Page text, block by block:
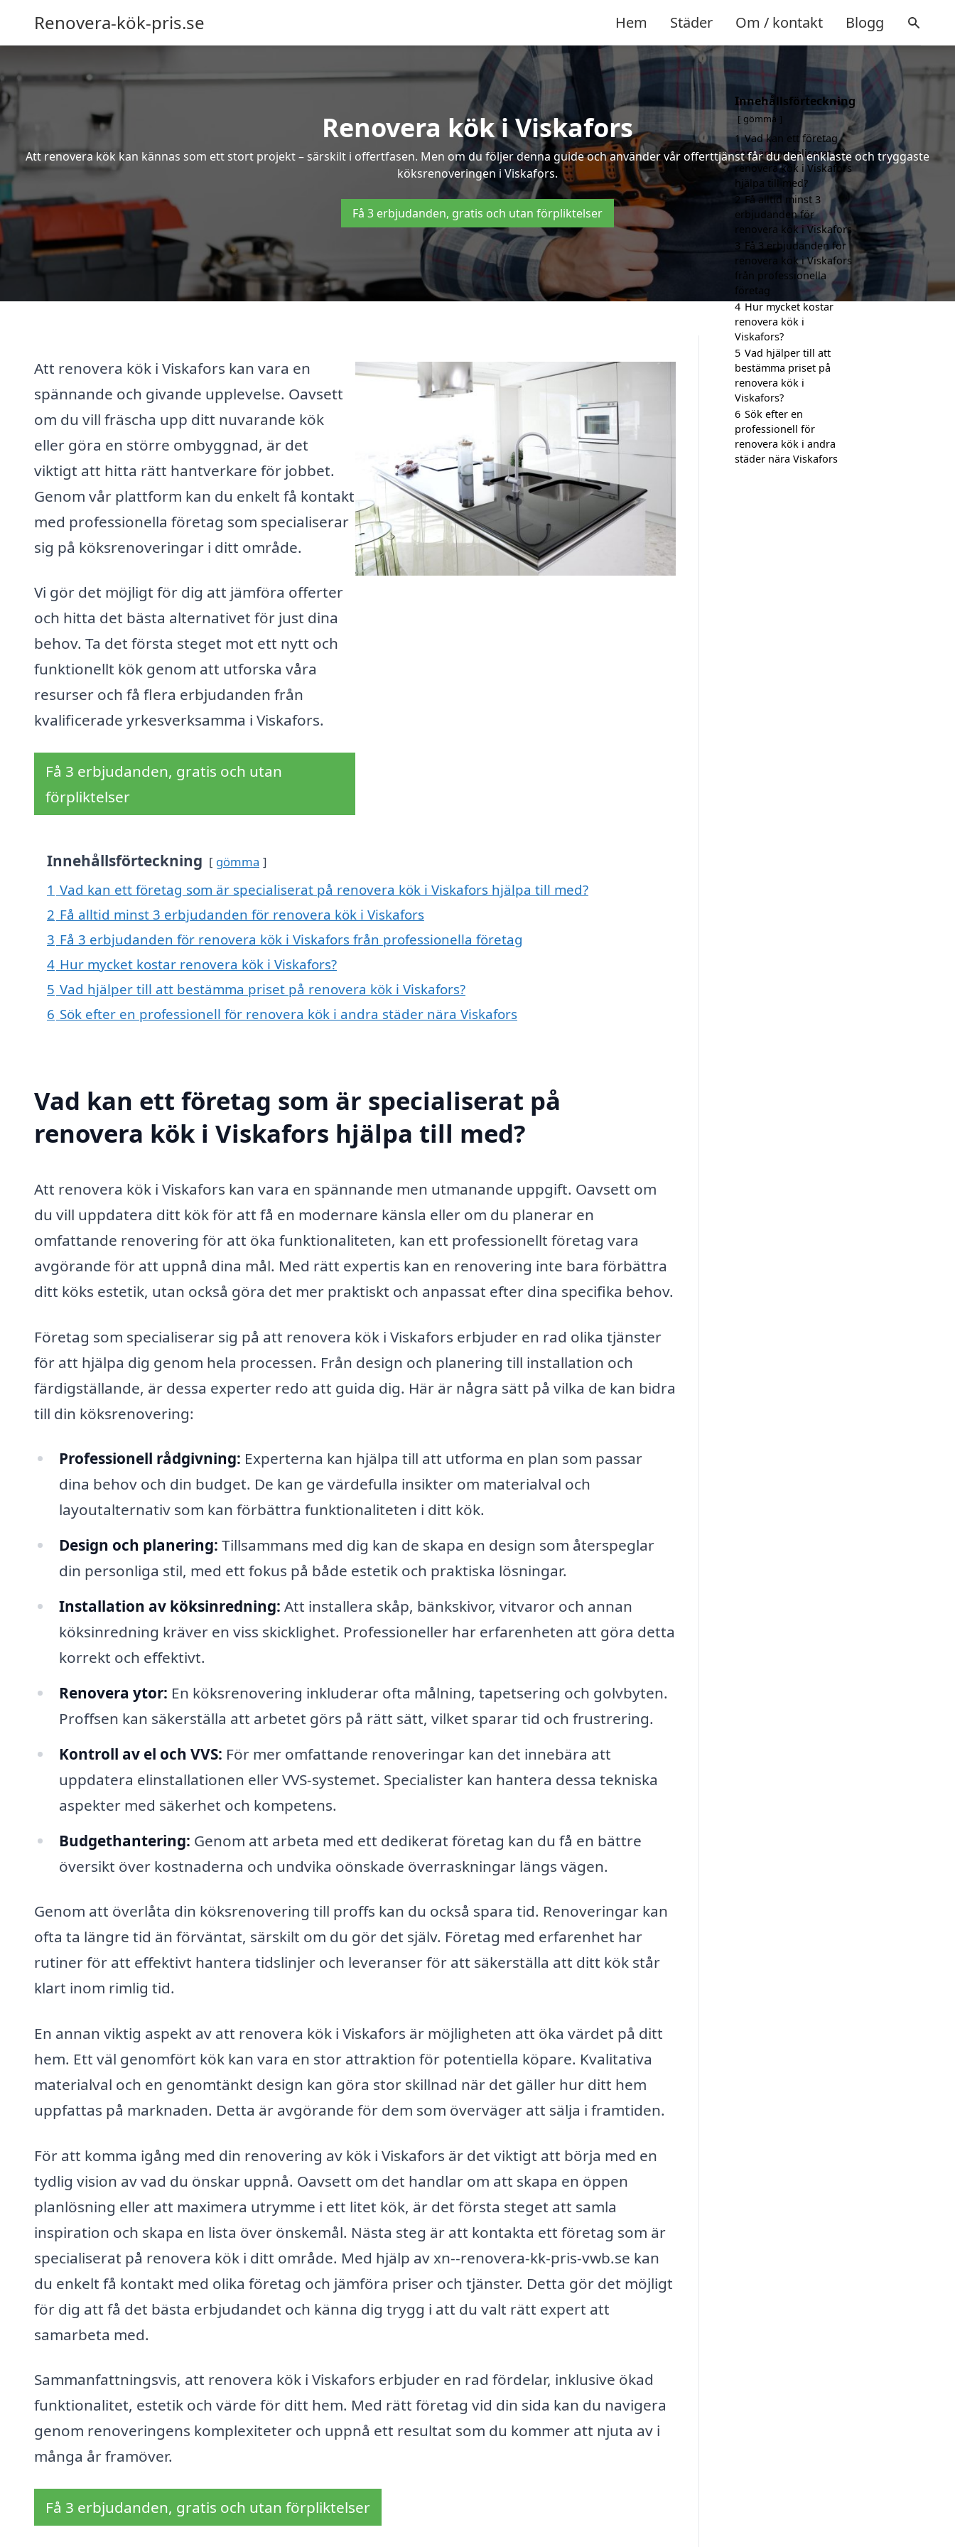
Renovera-kök-pris.se Hem Städer Om / kontakt Blogg
Renovera kök i Viskafors
Att renovera kök kan kännas som ett stort projekt – särskilt i offertfasen. Men om du följer denna guide och använder vår offerttjänst får du den enklaste och tryggaste
köksrenoveringen i Viskafors.
Få 3 erbjudanden, gratis och utan förpliktelser
Att renovera kök i Viskafors kan vara en
spännande och givande upplevelse. Oavsett
om du vill fräscha upp ditt nuvarande kök
eller göra en större ombyggnad, är det
viktigt att hitta rätt hantverkare för jobbet.
Genom vår plattform kan du enkelt få kontakt
med professionella företag som specialiserar
sig på köksrenoveringar i ditt område.
Vi gör det möjligt för dig att jämföra offerter
och hitta det bästa alternativet för just dina
behov. Ta det första steget mot ett nytt och
funktionellt kök genom att utforska våra
resurser och få flera erbjudanden från
kvalificerade yrkesverksamma i Viskafors.
Få 3 erbjudanden, gratis och utan
förpliktelser
Innehållsförteckning gömma
1 Vad kan ett företag som är specialiserat på renovera kök i Viskafors hjälpa till med?
2 Få alltid minst 3 erbjudanden för renovera kök i Viskafors
3 Få 3 erbjudanden för renovera kök i Viskafors från professionella företag
4 Hur mycket kostar renovera kök i Viskafors?
5 Vad hjälper till att bestämma priset på renovera kök i Viskafors?
6 Sök efter en professionell för renovera kök i andra städer nära Viskafors
Vad kan ett företag som är specialiserat på
renovera kök i Viskafors hjälpa till med?
Att renovera kök i Viskafors kan vara en spännande men utmanande uppgift. Oavsett om
du vill uppdatera ditt kök för att få en modernare känsla eller om du planerar en
omfattande renovering för att öka funktionaliteten, kan ett professionellt företag vara
avgörande för att uppnå dina mål. Med rätt expertis kan en renovering inte bara förbättra
ditt köks estetik, utan också göra det mer praktiskt och anpassat efter dina specifika behov.
Företag som specialiserar sig på att renovera kök i Viskafors erbjuder en rad olika tjänster
för att hjälpa dig genom hela processen. Från design och planering till installation och
färdigställande, är dessa experter redo att guida dig. Här är några sätt på vilka de kan bidra
till din köksrenovering:
Professionell rådgivning: Experterna kan hjälpa till att utforma en plan som passar
dina behov och din budget. De kan ge värdefulla insikter om materialval och
layoutalternativ som kan förbättra funktionaliteten i ditt kök.
Design och planering: Tillsammans med dig kan de skapa en design som återspeglar
din personliga stil, med ett fokus på både estetik och praktiska lösningar.
Installation av köksinredning: Att installera skåp, bänkskivor, vitvaror och annan
köksinredning kräver en viss skicklighet. Professioneller har erfarenheten att göra detta
korrekt och effektivt.
Renovera ytor: En köksrenovering inkluderar ofta målning, tapetsering och golvbyten.
Proffsen kan säkerställa att arbetet görs på rätt sätt, vilket sparar tid och frustrering.
Kontroll av el och VVS: För mer omfattande renoveringar kan det innebära att
uppdatera elinstallationen eller VVS-systemet. Specialister kan hantera dessa tekniska
aspekter med säkerhet och kompetens.
Budgethantering: Genom att arbeta med ett dedikerat företag kan du få en bättre
översikt över kostnaderna och undvika oönskade överraskningar längs vägen.
Genom att överlåta din köksrenovering till proffs kan du också spara tid. Renoveringar kan
ofta ta längre tid än förväntat, särskilt om du gör det själv. Företag med erfarenhet har
rutiner för att effektivt hantera tidslinjer och leveranser för att säkerställa att ditt kök står
klart inom rimlig tid.
En annan viktig aspekt av att renovera kök i Viskafors är möjligheten att öka värdet på ditt
hem. Ett väl genomfört kök kan vara en stor attraktion för potentiella köpare. Kvalitativa
materialval och en genomtänkt design kan göra stor skillnad när det gäller hur ditt hem
uppfattas på marknaden. Detta är avgörande för dem som överväger att sälja i framtiden.
För att komma igång med din renovering av kök i Viskafors är det viktigt att börja med en
tydlig vision av vad du önskar uppnå. Oavsett om det handlar om att skapa en öppen
planlösning eller att maximera utrymme i ett litet kök, är det första steget att samla
inspiration och skapa en lista över önskemål. Nästa steg är att kontakta ett företag som är
specialiserat på renovera kök i ditt område. Med hjälp av xn--renovera-kk-pris-vwb.se kan
du enkelt få kontakt med olika företag och jämföra priser och tjänster. Detta gör det möjligt
för dig att få det bästa erbjudandet och känna dig trygg i att du valt rätt expert att
samarbeta med.
Sammanfattningsvis, att renovera kök i Viskafors erbjuder en rad fördelar, inklusive ökad
funktionalitet, estetik och värde för ditt hem. Med rätt företag vid din sida kan du navigera
genom renoveringens komplexiteter och uppnå ett resultat som du kommer att njuta av i
många år framöver.
Få 3 erbjudanden, gratis och utan förpliktelser
Innehållsförteckning
gömma
1 Vad kan ett företag
som är specialiserat på
renovera kök i Viskafors
hjälpa till med?
2 Få alltid minst 3
erbjudanden för
renovera kök i Viskafors
3 Få 3 erbjudanden för
renovera kök i Viskafors
från professionella
företag
4 Hur mycket kostar
renovera kök i
Viskafors?
5 Vad hjälper till att
bestämma priset på
renovera kök i
Viskafors?
6 Sök efter en
professionell för
renovera kök i andra
städer nära Viskafors